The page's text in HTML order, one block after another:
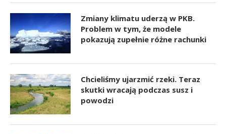
Zmiany klimatu uderzą w PKB.
Problem w tym, że modele
pokazują zupełnie różne rachunki
Chcieliśmy ujarzmić rzeki. Teraz
skutki wracają podczas susz i
powodzi